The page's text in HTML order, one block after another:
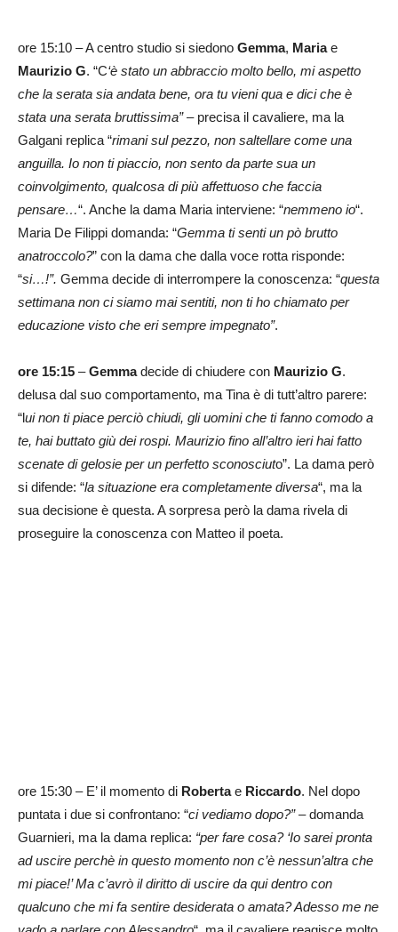
ore 15:10 – A centro studio si siedono Gemma, Mariae
Maurizio G. “C‘è stato un abbraccio molto bello, mi aspetto
che la serata sia andata bene, ora tu vieni qua e dici che è
stata una serata bruttissima”– precisa il cavaliere, ma la
Galgani replica “rimani sul pezzo, non saltellare come una
anguilla. Io non ti piaccio, non sento da parte sua un
coinvolgimento, qualcosa di più affettuoso che faccia
pensare…“. Anche la dama Maria interviene: “nemmeno io“.
Maria De Filippi domanda: “Gemma ti senti un pò brutto
anatroccolo?” con la dama che dalla voce rotta risponde:
“si…!”. Gemma decide di interrompere la conoscenza: “questa
settimana non ci siamo mai sentiti, non ti ho chiamato per
educazione visto che eri sempre impegnato”.
ore 15:15 –Gemmadecide di chiudere con Maurizio G.
delusa dal suo comportamento, ma Tina è di tutt’altro parere:
“lui non ti piace perciò chiudi, gli uomini che ti fanno comodo a
te, hai buttato giù dei rospi. Maurizio fino all’altro ieri hai fatto
scenate di gelosie per un perfetto sconosciuto”. La dama però
si difende: “la situazione era completamente diversa“, ma la
sua decisione è questa. A sorpresa però la dama rivela di
proseguire la conoscenza con Matteo il poeta.
ore 15:30 – E’ il momento di Robertae Riccardo. Nel dopo
puntata i due si confrontano: “ci vediamo dopo?”– domanda
Guarnieri, ma la dama replica: “per fare cosa? ‘Io sarei pronta
ad uscire perchè in questo momento non c’è nessun’altra che
mi piace!’ Ma c’avrò il diritto di uscire da qui dentro con
qualcuno che mi fa sentire desiderata o amata? Adesso me ne